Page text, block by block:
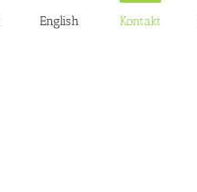
English Kontakt